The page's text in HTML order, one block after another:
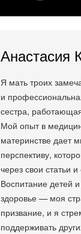
Анастасия
Я мать троих
и
сестра,
Мой опыт в
материнстве дает
перспективу,
через свои статьи
Воспитание детей
здоровье — моя
призвание, и я
поддерживать